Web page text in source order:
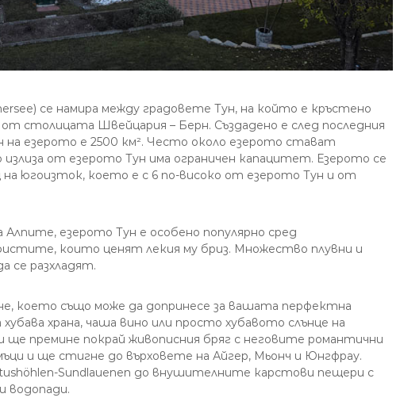
се намира между градовете Тун, на който е кръстено
столицата Швейцария – Берн. Създадено е след последния
на езерото е 2500 км². Често около езерото стават
от езерото Тун има ограничен капацитет. Езерото се
югоизток, което е с 6 по-високо от езерото Тун и от
езерото Тун е особено популярно сред
които ценят лекия му бриз. Множество плувни и
се разхладят.
което също може да допринесе за вашата перфектна
храна, чаша вино или просто хубавото слънце на
ще премине покрай живописния бряг с неговите романтични
и ще стигне до върховете на Айгер, Мьонч и Юнгфрау.
Sundlauenen до внушителните карстови пещери с
водопади.